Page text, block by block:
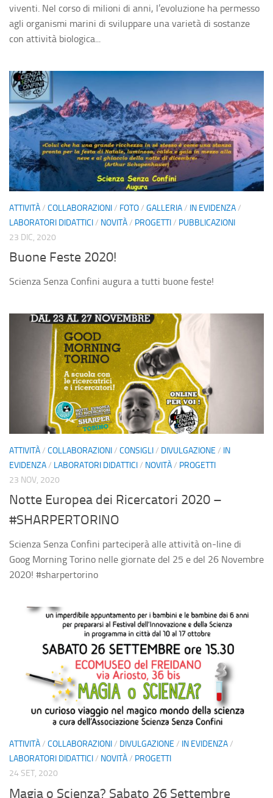
viventi. Nel corso di milioni di anni, l’evoluzione ha permesso
agli organismi marini di sviluppare una varietà di sostanze
con attività biologica...
ATTIVITÀ/ COLLABORAZIONI/ FOTO/ GALLERIA/ IN EVIDENZA/
LABORATORI DIDATTICI/ NOVITÀ/ PROGETTI/ PUBBLICAZIONI
23 DIC, 2020
Buone Feste 2020!
Scienza Senza Confini augura a tutti buone feste!
ATTIVITÀ/ COLLABORAZIONI/ CONSIGLI/ DIVULGAZIONE / IN
EVIDENZA/ LABORATORI DIDATTICI/ NOVITÀ/ PROGETTI
23 NOV, 2020
Notte Europea dei Ricercatori 2020 –
#SHARPERTORINO
Scienza Senza Confini parteciperà alle attività on-line di
Goog Morning Torino nelle giornate del 25 e del 26 Novembre
2020! #sharpertorino
ATTIVITÀ/ COLLABORAZIONI/ DIVULGAZIONE / IN EVIDENZA/
LABORATORI DIDATTICI/ NOVITÀ/ PROGETTI
24 SET, 2020
Magia o Scienza? Sabato 26 Settembre